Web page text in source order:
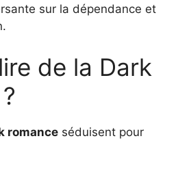
sur la dépendance et
de la Dark
romance séduisent pour